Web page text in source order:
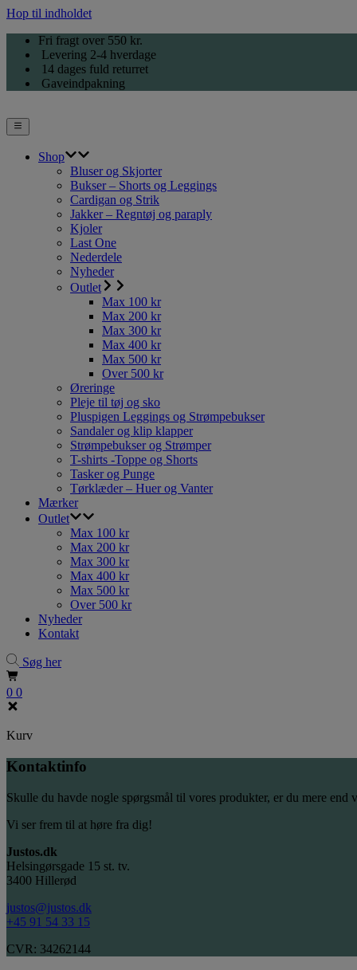
Hop til indholdet
Fri fragt over 550 kr.
Levering 2-4 hverdage
14 dages fuld returret
Gaveindpakning
Shop
Bluser og Skjorter
Bukser – Shorts og Leggings
Cardigan og Strik
Jakker – Regntøj og paraply
Kjoler
Last One
Nederdele
Nyheder
Outlet
Max 100 kr
Max 200 kr
Max 300 kr
Max 400 kr
Max 500 kr
Over 500 kr
Øreringe
Pleje til tøj og sko
Pluspigen Leggings og Strømpebukser
Sandaler og klip klapper
Strømpebukser og Strømper
T-shirts -Toppe og Shorts
Tasker og Punge
Tørklæder – Huer og Vanter
Mærker
Outlet
Max 100 kr
Max 200 kr
Max 300 kr
Max 400 kr
Max 500 kr
Over 500 kr
Nyheder
Kontakt
Søg her
0 0
Kurv
Kontaktinfo
Skulle du havde nogle spørgsmål til vores produkter, er du mere end
Vi ser frem til at høre fra dig!
Justos.dk
Helsingørsgade 15 st. tv.
3400 Hillerød
justos@justos.dk
+45 91 54 33 15
CVR: 34262144